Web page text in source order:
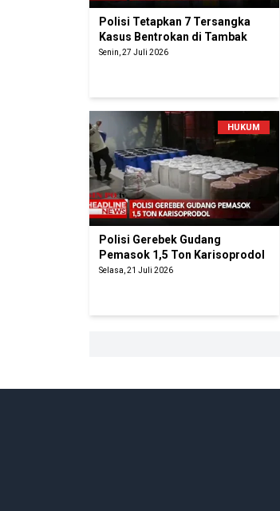
Polisi Tetapkan 7 Tersangka
Kasus Bentrokan di Tambak
Senin, 27 Juli 2026
HUKUM
Polisi Gerebek Gudang
Pemasok 1,5 Ton Karisoprodol
Selasa, 21 Juli 2026